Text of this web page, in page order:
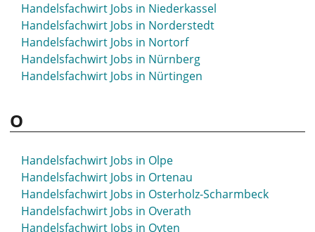
Handelsfachwirt Jobs in Niederkassel
Handelsfachwirt Jobs in Norderstedt
Handelsfachwirt Jobs in Nortorf
Handelsfachwirt Jobs in Nürnberg
Handelsfachwirt Jobs in Nürtingen
O
Handelsfachwirt Jobs in Olpe
Handelsfachwirt Jobs in Ortenau
Handelsfachwirt Jobs in Osterholz-Scharmbeck
Handelsfachwirt Jobs in Overath
Handelsfachwirt Jobs in Oyten